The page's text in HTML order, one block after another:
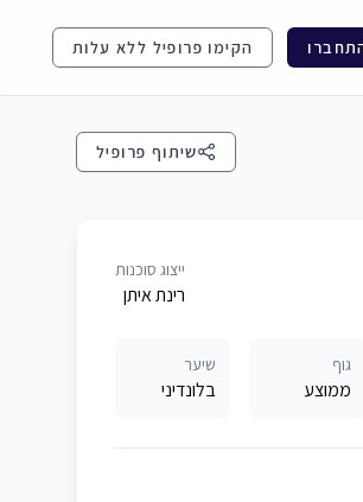
הקימו פרופיל ללא עלות
שיתוף פרופיל
ייצוג סוכנות
רינת איתן
גוף
ממוצע
שיער
בלונדיני